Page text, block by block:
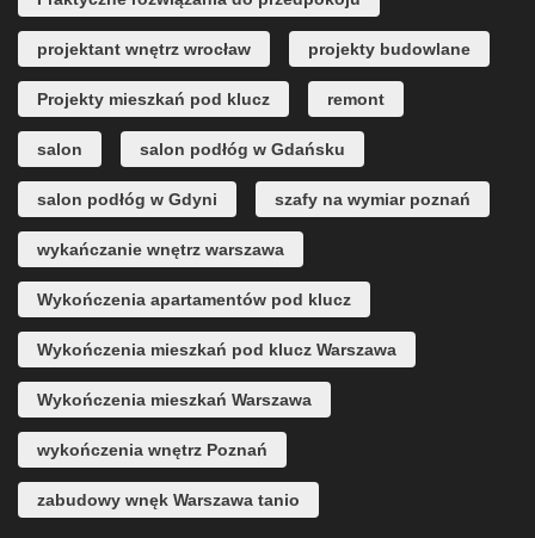
projektant wnętrz wrocław projekty budowlane
Projekty mieszkań pod klucz remont
salon salon podłóg w Gdańsku
salon podłóg w Gdyni szafy na wymiar poznań
wykańczanie wnętrz warszawa
Wykończenia apartamentów pod klucz
Wykończenia mieszkań pod klucz Warszawa
Wykończenia mieszkań Warszawa
wykończenia wnętrz Poznań
zabudowy wnęk Warszawa tanio